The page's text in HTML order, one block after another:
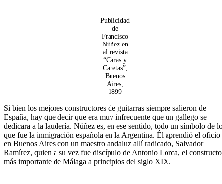
Publicidad
de
Francisco
Núñez en
al revista
“Caras y
Caretas”,
Buenos
Aires,
1899
Si bien los mejores constructores de guitarras siempre salieron de
España, hay que decir que era muy infrecuente que un gallego se
dedicara a la laudería. Núñez es, en ese sentido, todo un símbolo de lo
que fue la inmigración española en la Argentina. Él aprendió el oficio
en Buenos Aires con un maestro andaluz allí radicado, Salvador
Ramírez, quien a su vez fue discípulo de Antonio Lorca, el
más importante de Málaga a principios del siglo XIX.